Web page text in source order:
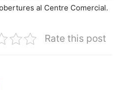
al Centre Comercial.
Rate this post